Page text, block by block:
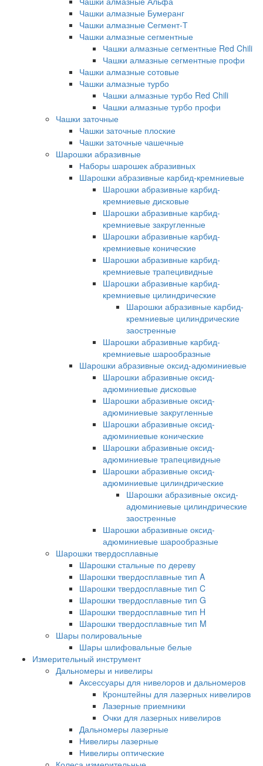
Чашки алмазные Бумеранг
Чашки алмазные Сегмент-Т
Чашки алмазные сегментные
Чашки алмазные сегментные Red Chili
Чашки алмазные сегментные профи
Чашки алмазные сотовые
Чашки алмазные турбо
Чашки алмазные турбо Red Chili
Чашки алмазные турбо профи
Чашки заточные
Чашки заточные плоские
Чашки заточные чашечные
Шарошки абразивные
Наборы шарошек абразивных
Шарошки абразивные карбид-кремниевые
Шарошки абразивные карбид-
кремниевые дисковые
Шарошки абразивные карбид-
кремниевые закругленные
Шарошки абразивные карбид-
кремниевые конические
Шарошки абразивные карбид-
кремниевые трапецивидные
Шарошки абразивные карбид-
кремниевые цилиндрические
Шарошки абразивные карбид-
кремниевые цилиндрические
заостренные
Шарошки абразивные карбид-
кремниевые шарообразные
Шарошки абразивные оксид-адюминиевые
Шарошки абразивные оксид-
адюминиевые дисковые
Шарошки абразивные оксид-
адюминиевые закругленные
Шарошки абразивные оксид-
адюминиевые конические
Шарошки абразивные оксид-
адюминиевые трапецивидные
Шарошки абразивные оксид-
адюминиевые цилиндрические
Шарошки абразивные оксид-
адюминиевые цилиндрические
заостренные
Шарошки абразивные оксид-
адюминиевые шарообразные
Шарошки твердосплавные
Шарошки стальные по дереву
Шарошки твердосплавные тип A
Шарошки твердосплавные тип C
Шарошки твердосплавные тип G
Шарошки твердосплавные тип H
Шарошки твердосплавные тип M
Шары полировальные
Шары шлифовальные белые
Измерительный инструмент
Дальномеры и нивелиры
Аксессуары для нивелоров и дальномеров
Кронштейны для лазерных нивелиров
Лазерные приемники
Очки для лазерных нивелиров
Дальномеры лазерные
Нивелиры лазерные
Нивелиры оптические